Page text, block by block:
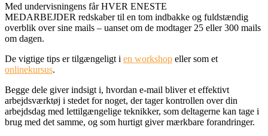
Med undervisningens får HVER ENESTE
MEDARBEJDER redskaber til en tom indbakke og fuldstændig
overblik over sine mails – uanset om de modtager 25 eller 300 mails
om dagen.
De vigtige tips er tilgængeligt i en workshop eller som et
onlinekursus.
Begge dele giver indsigt i, hvordan e-mail bliver et effektivt
arbejdsværktøj i stedet for noget, der tager kontrollen over din
arbejdsdag med lettilgængelige teknikker, som deltagerne kan tage i
brug med det samme, og som hurtigt giver mærkbare forandringer.